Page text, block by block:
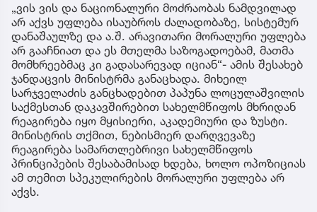
„ვის ვის და ნაციონალური მოძრაობას ნამდვილად
არ აქვს უფლება ისაუბროს ძალადობაზე, სისტემურ
დანაშაულზე და ა.შ. არავითარი მორალური უფლება
არ გააჩნიათ და ეს მთელმა საზოგადოებამ, მათმა
მომხრეებმაც კი გადასარევად იციან“- ამის შესახებ
ჯანდაცვის მინისტრმა განაცხადა. მიხეილ
სარჯველაძის განცხადებით პაპუნა ლოცულაშვილის
საქმესთან დაკავშირებით სახელმწიფოს მხრიდან
რეაგირება იყო მყისიერი, აკადემიური და ზუსტი.
მინისტრის თქმით, ნებისმიერ დარღვევაზე
რეაგირება სამართლებრივი სახელმწიფოს
პრინციპების შესაბამისად ხდება, ხოლო ოპოზიციას
ამ თემით სპეკულირების მორალური უფლება არ
აქვს.